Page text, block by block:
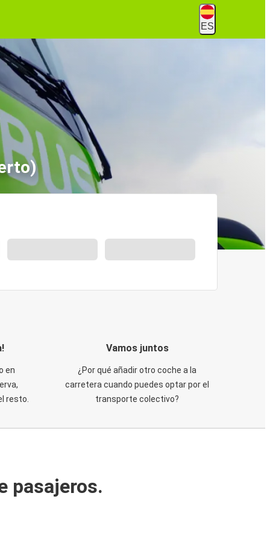
ES
en
resto.
Vamos juntos
¿Por qué añadir otro coche a la
carretera cuando puedes optar por el
transporte colectivo?
pasajeros.